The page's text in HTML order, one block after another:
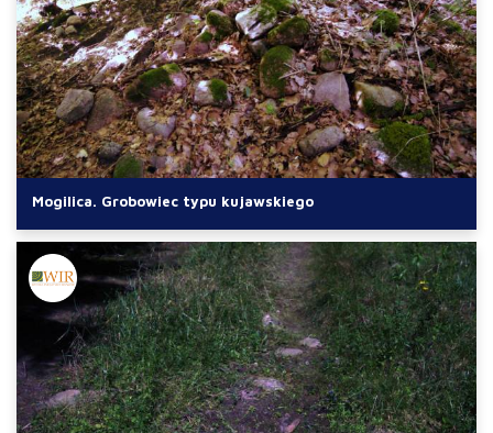
Mogilica. Grobowiec typu kujawskiego